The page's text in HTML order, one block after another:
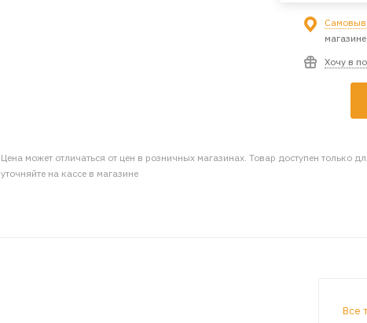
магазине
Хочу в
Цена может отличаться от цен в розничных магазинах. Товар доступен только
уточняйте на кассе в магазине
Все